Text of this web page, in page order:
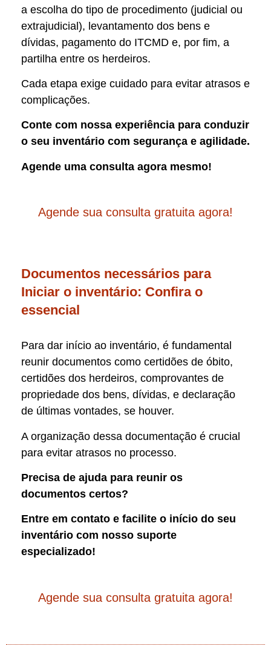
a escolha do tipo de procedimento (judicial ou
extrajudicial), levantamento dos bens e
dívidas, pagamento do ITCMD e, por fim, a
partilha entre os herdeiros.
Cada etapa exige cuidado para evitar atrasos e
complicações.
Conte com nossa experiência para conduzir
o seu inventário com segurança e agilidade.
Agende uma consulta agora mesmo!
Agende sua consulta gratuita agora!
Documentos necessários para
Iniciar o inventário: Confira o
essencial
Para dar início ao inventário, é fundamental
reunir documentos como certidões de óbito,
certidões dos herdeiros, comprovantes de
propriedade dos bens, dívidas, e declaração
de últimas vontades, se houver.
A organização dessa documentação é crucial
para evitar atrasos no processo.
Precisa de ajuda para reunir os
documentos certos?
Entre em contato e facilite o início do seu
inventário com nosso suporte
especializado!
Agende sua consulta gratuita agora!